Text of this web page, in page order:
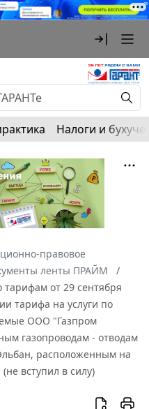
Налоги и
правовое
ленты ПРАЙМ
от 29 сентября
тарифа на услуги по
ООО "Газпром
газопроводам - отводам
расположенным на
вступил в силу)